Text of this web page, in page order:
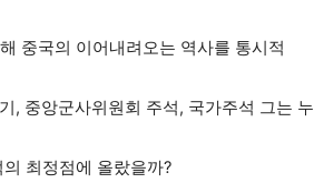
중국의 이어내려오는 역사를 통시적
, 중앙군사위원회 주석, 국가주석 그는 누
최정점에 올랐을까?